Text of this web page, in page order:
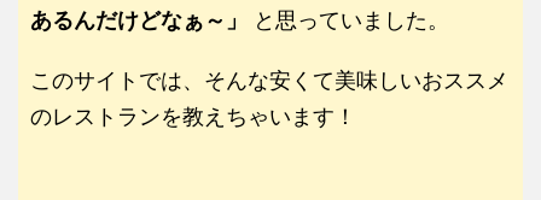
あるんだけどなぁ～」
と思っていました。
このサイトでは、そんな安くて美味しいおススメ
のレストランを教えちゃいます！